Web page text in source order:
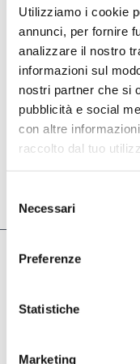
Utilizziamo i cookie
annunci, per fornire
analizzare il nostro
informazioni sul
nostri partner che si
pubblicità e social
con altre
raccolto dal tuo
del
consenso
Necessari
Preferenze
Statistiche
Marketing
L’ANCI è una
cui circa 7.300
rappresentando
nazionale.
ANCI per la
comuni italiani.
Collegamenti
ANCI